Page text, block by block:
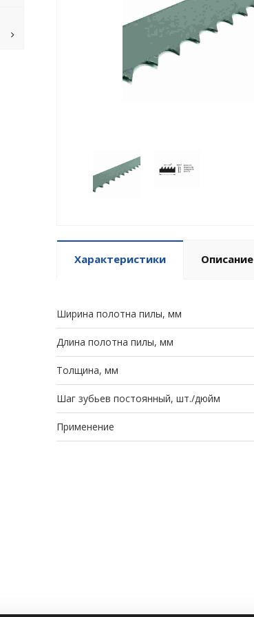
Характеристики Описание
Ширина полотна пилы, мм
Длина полотна пилы, мм
Толщина, мм
Шаг зубьев постоянный, шт./дюйм
Применение